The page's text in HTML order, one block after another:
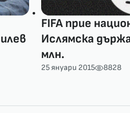
FIFA прие
Ислямска
млн.
25 януари 2015 8828